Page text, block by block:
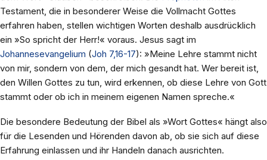
Testament, die in besonderer Weise die Vollmacht Gottes
erfahren haben, stellen wichtigen Worten deshalb ausdrücklich
ein »So spricht der Herr!« voraus. Jesus sagt im
Johannesevangelium (Joh 7,16-17): »Meine Lehre stammt nicht
von mir, sondern von dem, der mich gesandt hat. Wer bereit ist,
den Willen Gottes zu tun, wird erkennen, ob diese Lehre von Gott
stammt oder ob ich in meinem eigenen Namen spreche.«
Die besondere Bedeutung der Bibel als »Wort Gottes« hängt also
für die Lesenden und Hörenden davon ab, ob sie sich auf diese
Erfahrung einlassen und ihr Handeln danach ausrichten.